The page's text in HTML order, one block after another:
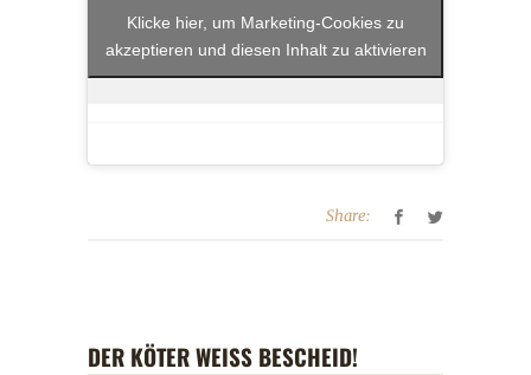
Klicke hier, um Marketing-Cookies zu
akzeptieren und diesen Inhalt zu aktivieren
Share:
DER KÖTER WEISS BESCHEID!